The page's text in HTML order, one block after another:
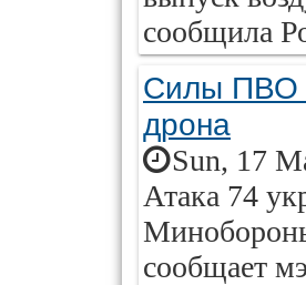
сообщила
Силы ПВО
дрона
Sun, 17
Атака 74
сообщает